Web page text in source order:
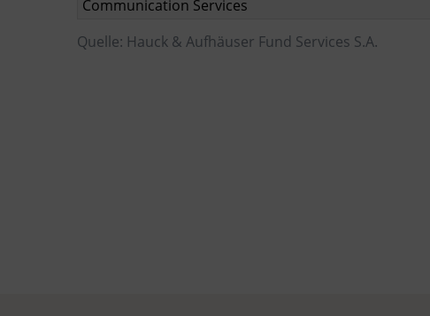
Communication Services
Quelle: Hauck & Aufhäuser Fund Services S.A.